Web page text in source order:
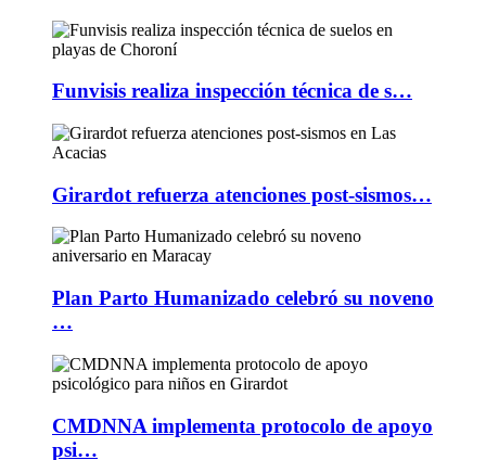
Funvisis realiza inspección técnica de s…
Girardot refuerza atenciones post-sismos…
Plan Parto Humanizado celebró su noveno
…
CMDNNA implementa protocolo de apoyo
psi…